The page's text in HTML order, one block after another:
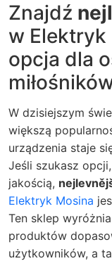
Znajdź
w Elektryk
opcja dla
W dzisiejszym
większą
urządzenia staje
Jeśli szukasz
jakością,
Elektryk Mosina
Ten sklep
produktów
użytkowników, a